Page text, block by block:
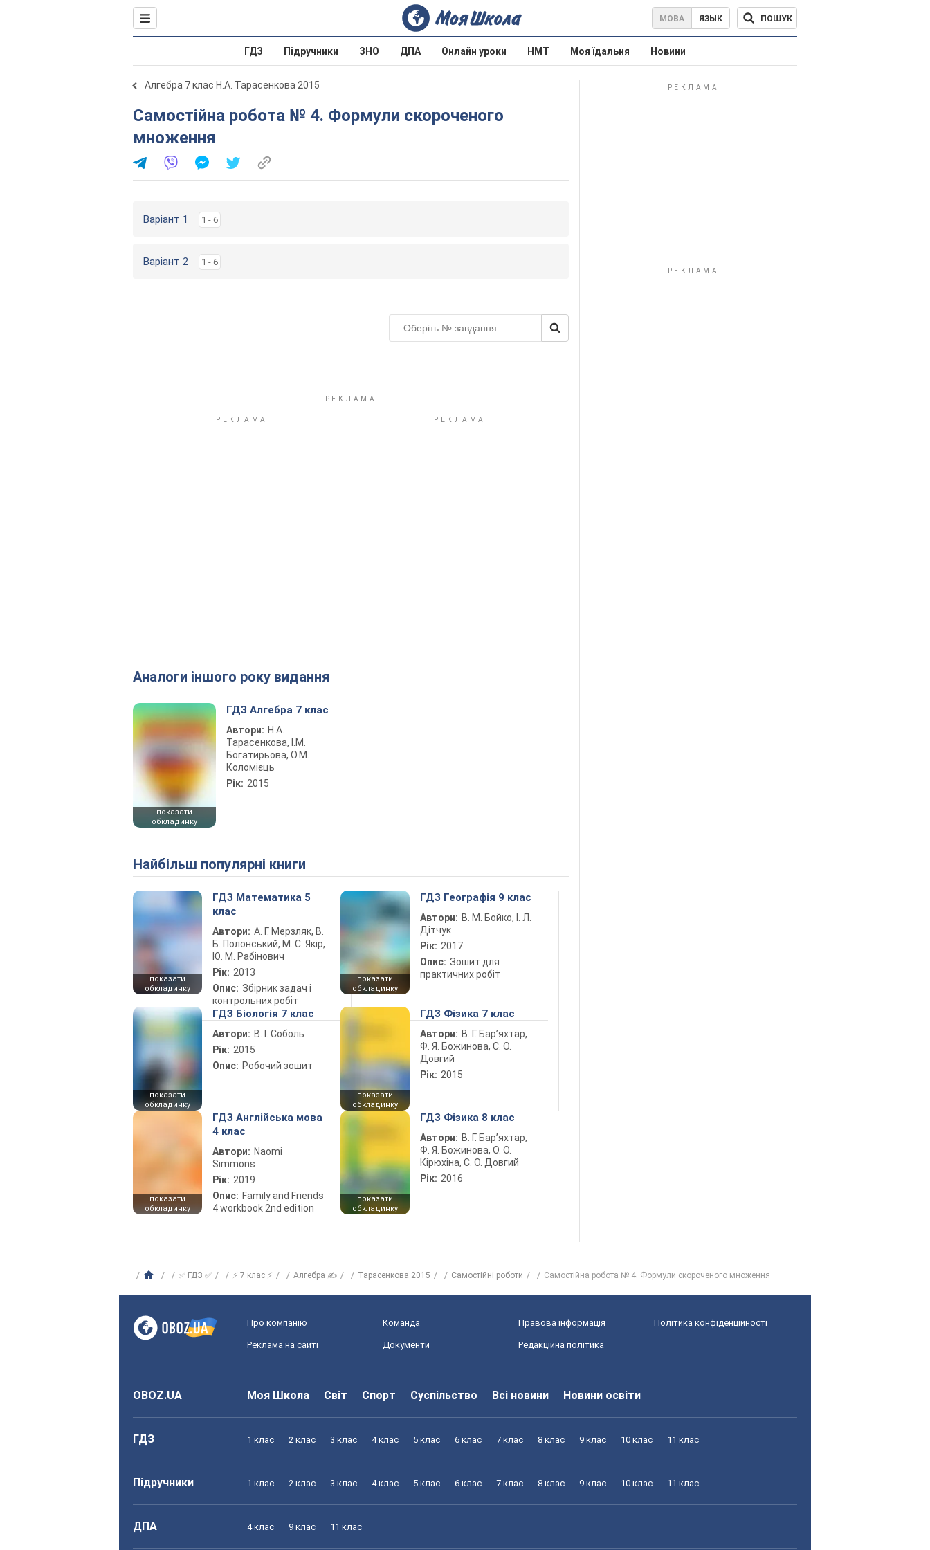
МОВА ЯЗЫК ПОШУК
ГДЗ Підручники ЗНО ДПА Онлайн уроки НМТ Моя їдальня Новини
Алгебра 7 клас Н.А. Тарасенкова 2015
Самостійна робота № 4. Формули скороченого
множення
Варіант 1 1 - 6
Варіант 2 1 - 6
Аналоги іншого року видання
показати
обкладинку
ГДЗ Алгебра 7 клас
Автори: Н.А.
Тарасенкова, І.М.
Богатирьова, О.М.
Коломієць
Рік: 2015
Найбільш популярні книги
показати
обкладинку
ГДЗ Математика 5
клас
Автори: А. Г. Мерзляк, В.
Б. Полонський, М. С. Якір,
Ю. М. Рабінович
Рік: 2013
Опис: Збірник задач і
контрольних робіт
показати
обкладинку
ГДЗ Географія 9 клас
Автори: В. М. Бойко, І. Л.
Дітчук
Рік: 2017
Опис: Зошит для
практичних робіт
показати
обкладинку
ГДЗ Біологія 7 клас
Автори: В. І. Соболь
Рік: 2015
Опис: Робочий зошит
показати
обкладинку
ГДЗ Фізика 7 клас
Автори: В. Г. Бар’яхтар,
Ф. Я. Божинова, С. О.
Довгий
Рік: 2015
показати
обкладинку
ГДЗ Англійська мова
4 клас
Автори: Naomi
Simmons
Рік: 2019
Опис: Family and Friends
4 workbook 2nd edition
показати
обкладинку
ГДЗ Фізика 8 клас
Автори: В. Г. Бар’яхтар,
Ф. Я. Божинова, О. О.
Кірюхіна, С. О. Довгий
Рік: 2016
✅ ГДЗ ✅ ⚡ 7 клас ⚡ Алгебра ✍ Тарасенкова 2015 Самостійні роботи Самостійна робота № 4. Формули скороченого множення
Про компанію Команда Правова інформація Політика конфіденційності
Реклама на сайті Документи Редакційна політика
OBOZ.UA Моя Школа Світ Спорт Суспільство Всі новини Новини освіти
ГДЗ 1 клас 2 клас 3 клас 4 клас 5 клас 6 клас 7 клас 8 клас 9 клас 10 клас 11 клас
Підручники 1 клас 2 клас 3 клас 4 клас 5 клас 6 клас 7 клас 8 клас 9 клас 10 клас 11 клас
ДПА 4 клас 9 клас 11 клас